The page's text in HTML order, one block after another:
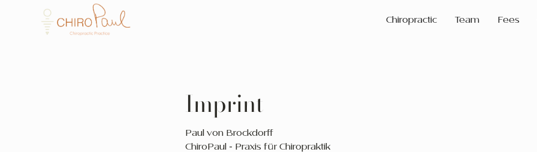
Chiropractic Team Fees
Imprint
Paul von Brockdorff
ChiroPaul - Praxis für Chiropraktik